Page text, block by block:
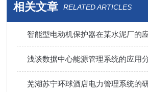
相关文章 RELATED ARTICLES
智能型电动机保护器在某水泥厂的
浅谈数据中心能源管理系统的应用
芜湖苏宁环球酒店电力管理系统的